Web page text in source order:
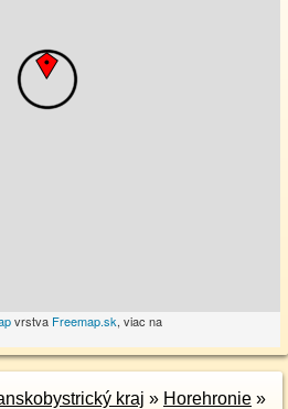
vrstva Freemap.sk, viac na
kraj » Horehronie »